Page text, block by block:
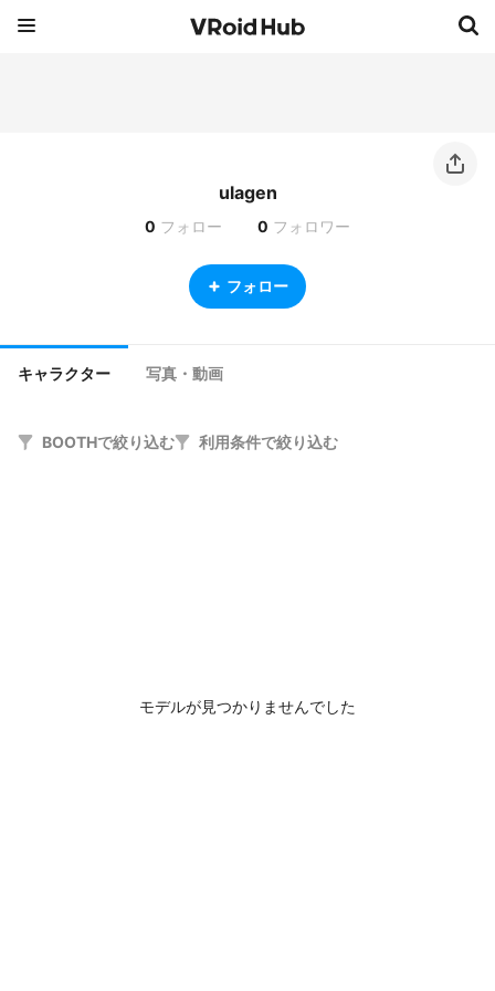
ulagen
0 フォロー 0 フォロワー
フォロー
キャラクター 写真・動画
BOOTHで絞り込む 利用条件で絞り込む
モデルが見つかりませんでした